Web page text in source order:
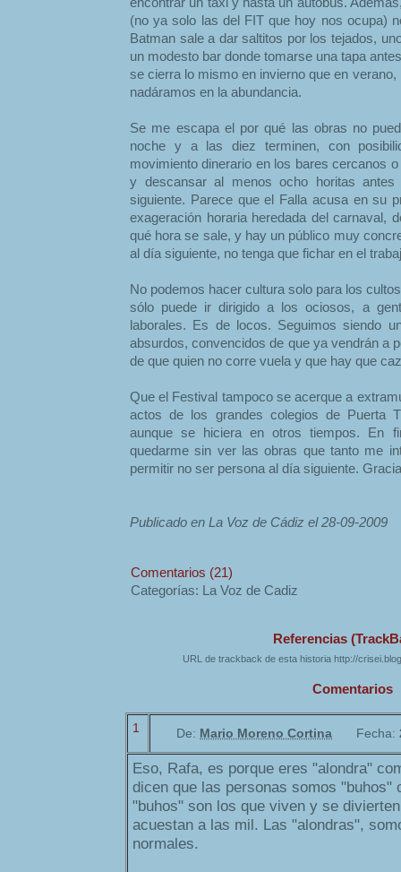
(no ya solo las del FIT que hoy nos ocupa)
Batman sale a dar saltitos por los tejados,
un modesto bar donde tomarse una tapa
se cierra lo mismo en invierno que en
nadáramos en la abundancia.
Se me escapa el por qué las obras no
noche y a las diez terminen, con
movimiento dinerario en los bares cercanos
y descansar al menos ocho horitas
siguiente. Parece que el Falla acusa en su
exageración horaria heredada del carnaval,
qué hora se sale, y hay un público muy
al día siguiente, no tenga que fichar en el
No podemos hacer cultura solo para los
sólo puede ir dirigido a los ociosos, a
laborales. Es de locos. Seguimos siendo
absurdos, convencidos de que ya vendrán a
de que quien no corre vuela y que hay que
Que el Festival tampoco se acerque a
actos de los grandes colegios de Puerta
aunque se hiciera en otros tiempos. En
quedarme sin ver las obras que tanto me
permitir no ser persona al día siguiente.
Publicado en La Voz de Cádiz el 28-09-2009
Comentarios (21)
Categorías: La Voz de Cadiz
Referencias
URL de trackback de esta historia http://
Comentarios
1 De: Mario Moreno Cortina Fecha:
Eso, Rafa, es porque eres "alondra"
dicen que las personas somos "buhos"
"buhos" son los que viven y se
acuestan a las mil. Las "alondras",
normales.